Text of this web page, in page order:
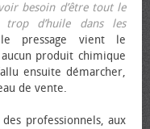
besoin d’être tout le
d’huile dans les
pressage vient le
produit chimique
ensuite démarcher,
de vente.
professionnels, aux